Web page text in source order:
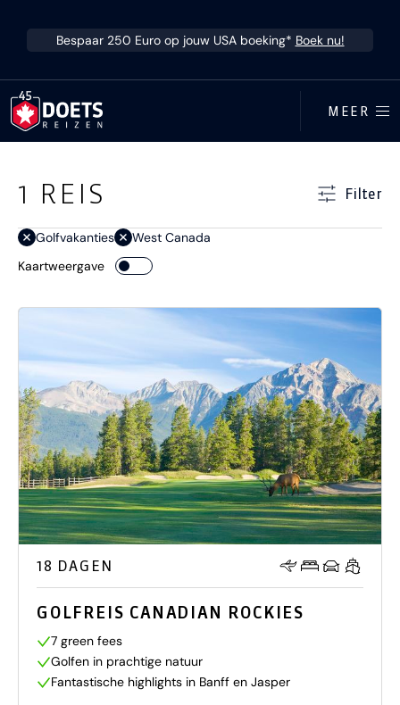
Bespaar 250 Euro op jouw USA boeking* Boek nu!
MEER
Ga direct naar resultaten
1 REIS Filter
Golfvakanties
West Canada
Kaartweergave
18 DAGEN
GOLFREIS CANADIAN ROCKIES
7 green fees
Golfen in prachtige natuur
Fantastische highlights in Banff en Jasper